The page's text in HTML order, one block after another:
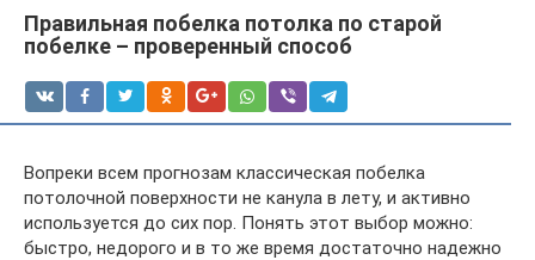
Правильная побелка потолка по старой
побелке – проверенный способ
Вопреки всем прогнозам классическая побелка
потолочной поверхности не канула в лету, и активно
используется до сих пор. Понять этот выбор можно:
быстро, недорого и в то же время достаточно надежно